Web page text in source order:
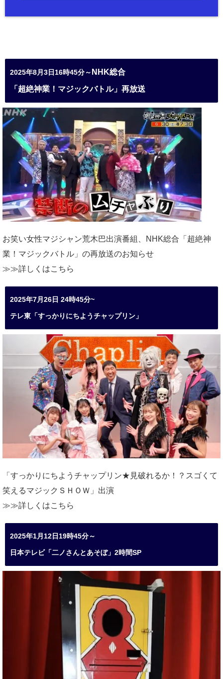
2025年8月3日16時45分～ NHK総合
「超絶神業！マジックバトル」再放送
お笑い女性マジシャン荒木巴出演番組、
NHK総合「超絶神
業！マジックバトル」の再放送のお知らせ
≫≫詳しくはこちら
2025年7月26日 24時45分~
テレ東「すっかりにちようチャップリン」
「すっかりにちようチャップリン★見破れるか！？スゴくて
笑えるマジックＳＨＯＷ」出演
≫≫詳しくはこちら
2025年1月12日19時45分～
日本テレビ「二ノさんとあそぼ」2時間SP